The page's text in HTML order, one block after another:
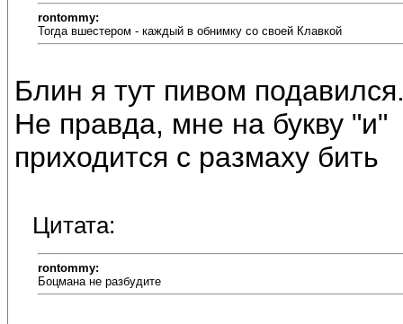
rontommy:
Тогда вшестером - каждый в обнимку со своей Клавкой
Блин я тут пивом
Не правда, мне на букву "и"
приходится с размаху бить
Цитата:
rontommy:
Боцмана не разбудите